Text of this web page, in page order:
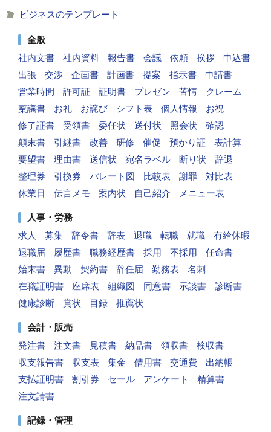
ビジネスのテンプレート
全般
社内文書
社内資料 報告書 会議 依頼 挨拶
申込書
出張
交渉 企画書 計画書 提案 指示書
申請書
営業時間
許可証 証明書 プレゼン 苦情
クレーム
稟議書
お礼 お詫び シフト表 個人情報
お祝
修了証書
受領書 委任状 送付状 照会状
確認
顛末書
引継書 改善 研修 催促 預かり証
表計算
要望書
理由書 送信状 宛名ラベル 断り状
辞退
整理券
引換券 パレート図 比較表 謝罪
対比表
休業日
伝言メモ 案内状 自己紹介 メニュー表
人事・労務
求人
募集 辞令書 辞表 退職 転職 就職
有給休暇
退職届
履歴書 職務経歴書 採用 不採用
任命書
始末書
異動 契約書 辞任届 勤務表
名刺
在職証明書
座席表 組織図 同意書 示談書
診断書
健康診断
賞状 目録 推薦状
会計・販売
発注書
注文書 見積書 納品書 領収書
検収書
収支報告書
収支表 集金 借用書 交通費
出納帳
支払証明書
割引券 セール アンケート
精算書
注文請書
記録・管理